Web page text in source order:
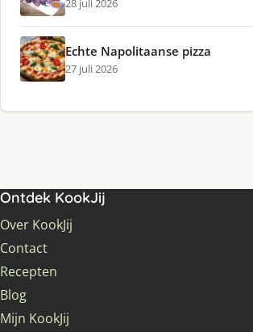
28 juli 2026
Echte Napolitaanse pizza
27 juli 2026
Ontdek KookJij
Over KookJij
Contact
Recepten
Blog
Mijn KookJij